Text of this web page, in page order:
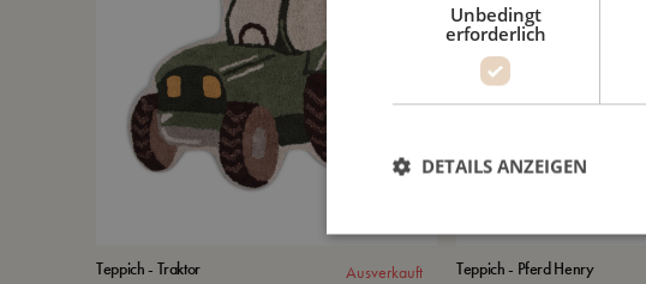
Teppich - Traktor Ausverkauft Teppich - Pferd Henry
Unbedingt
erforderlich
DETAILS ANZEIGEN